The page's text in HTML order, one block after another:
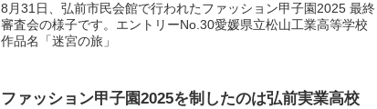
8月31日、弘前市民会館で行われたファッション甲子園2025 最終
審査会の様子です。エントリーNo.30愛媛県立松山工業高等学校
作品名「迷宮の旅」
ファッション甲子園2025を制したのは弘前実業高校